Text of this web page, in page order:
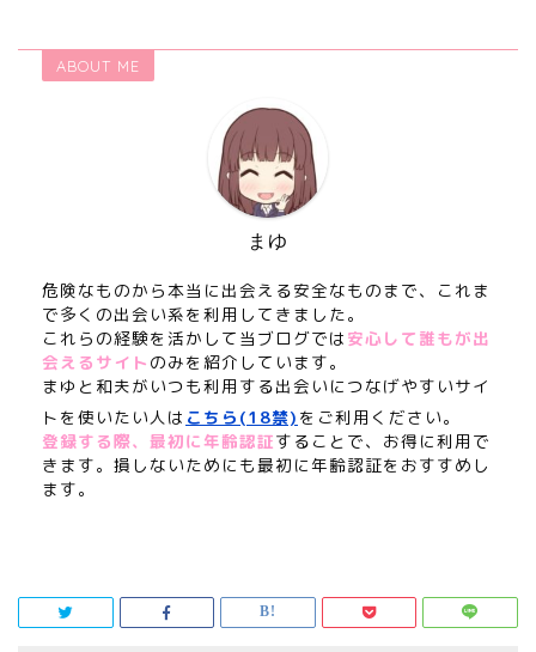
ABOUT ME
まゆ
危険なものから本当に出会える安全なものまで、これま
で多くの出会い系を利用してきました。
これらの経験を活かして当ブログでは 安心して誰もが出
会えるサイト のみを紹介しています。
まゆと和夫がいつも利用する出会いにつなげやすいサイ
トを使いたい人は こちら(18禁) をご利用ください。
登録する際、最初に年齢認証することで、お得に利用で
きます。損しないためにも最初に年齢認証をおすすめし
ます。